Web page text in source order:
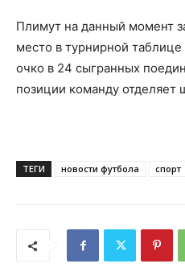
Плимут на данный момент
место в турнирной
очко в 24 сыгранных
позиции команду отделяет
ТЕГИ новости футбола спорт